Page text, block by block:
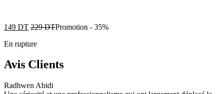
149 DT 229DTPromotion - 35%
En rupture
Avis Clients
Radhwen Abidi